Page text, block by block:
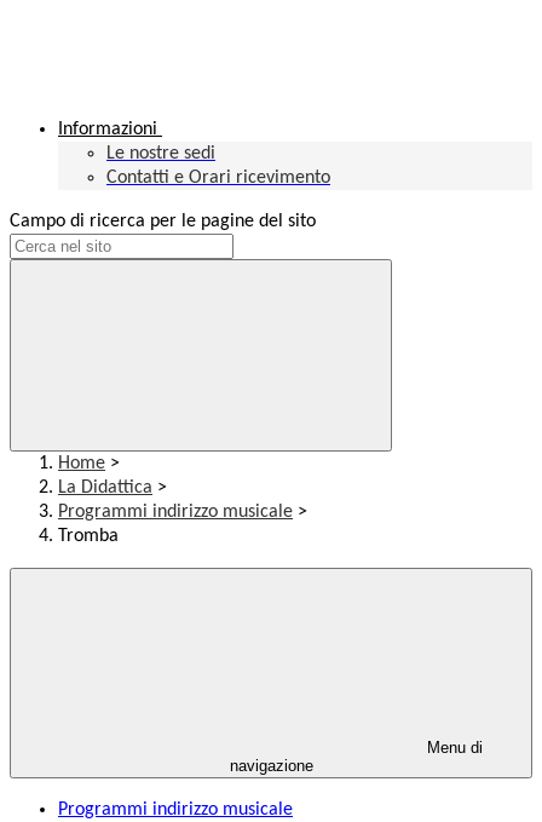
Informazioni
Le nostre sedi
Contatti e Orari ricevimento
Campo di ricerca per le pagine del sito
Home >
La Didattica >
Programmi indirizzo musicale >
Tromba
Menu di
navigazione
Programmi indirizzo musicale